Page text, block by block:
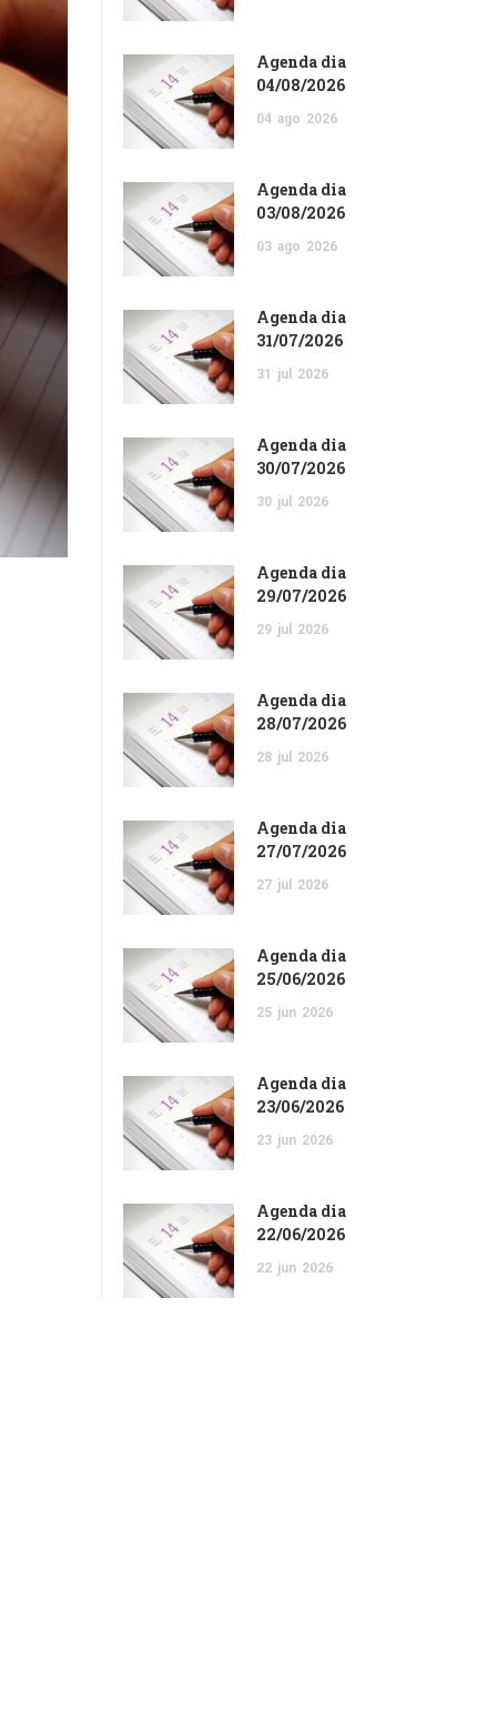
Agenda dia
04/08/2026
04 ago 2026
Agenda dia
03/08/2026
03 ago 2026
Agenda dia
31/07/2026
31 jul 2026
Agenda dia
30/07/2026
30 jul 2026
Agenda dia
29/07/2026
29 jul 2026
Agenda dia
28/07/2026
28 jul 2026
Agenda dia
27/07/2026
27 jul 2026
Agenda dia
25/06/2026
25 jun 2026
Agenda dia
23/06/2026
23 jun 2026
Agenda dia
22/06/2026
22 jun 2026